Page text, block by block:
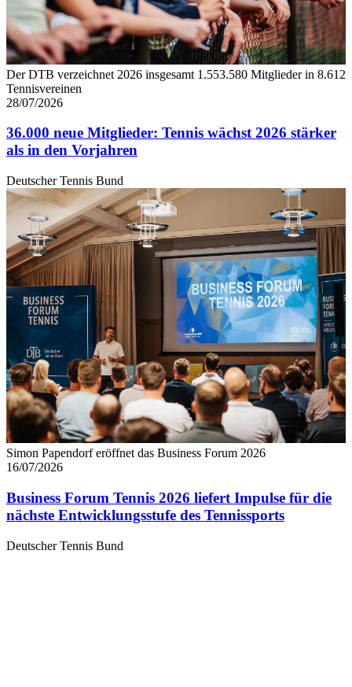
Der DTB verzeichnet 2026 insgesamt 1.553.580 Mitglieder in 8.612
Tennisvereinen
28/07/2026
36.000 neue Mitglieder: Tennis wächst 2026 stärker
als in den Vorjahren
Deutscher Tennis Bund
Simon Papendorf eröffnet das Business Forum 2026
16/07/2026
Business Forum Tennis 2026 liefert Impulse für die
nächste Entwicklungsstufe des Tennissports
Deutscher Tennis Bund